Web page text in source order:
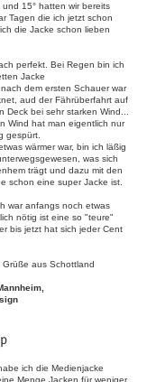
15° hatten wir bereits
Tagen die ich jetzt schon
die Jacke schon lieben
perfekt. Bei Regen bin ich
Jacke
dem ersten Schauer war
aud der Fährüberfahrt auf
Deck bei sehr starken Wind...
Wind hat man eigentlich nur
gespürt.
wärmer war, bin ich läßig
was sich
trägt und dazu mit den
schon eine super Jacke ist.
war anfangs noch etwas
nötig ist eine so "teure"
bis jetzt hat sich jeder Cent
aus Schottland
ich die Medienjacke
Menge Jacken für weniger